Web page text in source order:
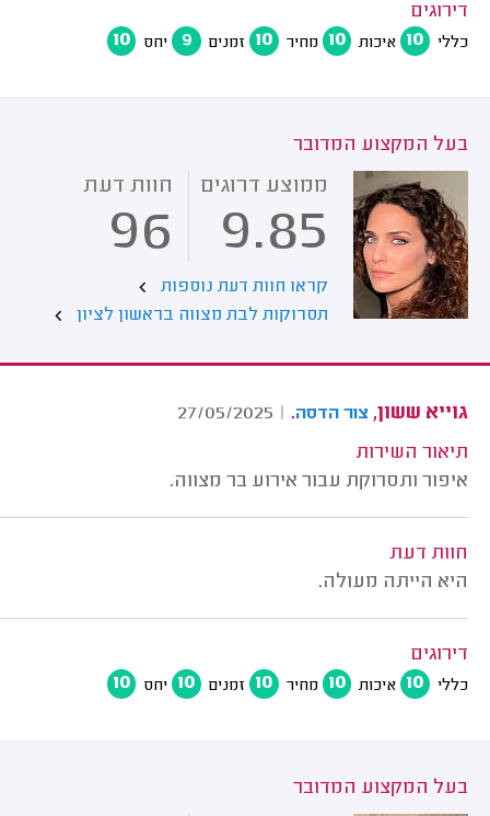
דירוגים
כללי 10 איכות 10 מחיר 10 זמנים 9 יחס 10
בעל המקצוע המדובר
ממוצע דרוגים
9.85
חוות דעת
96
קראו חוות דעת נוספות
תסרוקות לבת מצווה בראשון לציון
גוייא ששון, צור הדסה.
|
27/05/2025
תיאור השירות
איפור ותסרוקת עבור אירוע בר מצווה.
חוות דעת
היא הייתה מעולה.
דירוגים
כללי 10 איכות 10 מחיר 10 זמנים 10 יחס 10
בעל המקצוע המדובר